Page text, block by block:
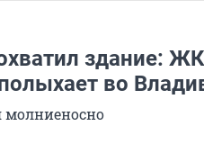
здание: ЖК
во
молниеносно